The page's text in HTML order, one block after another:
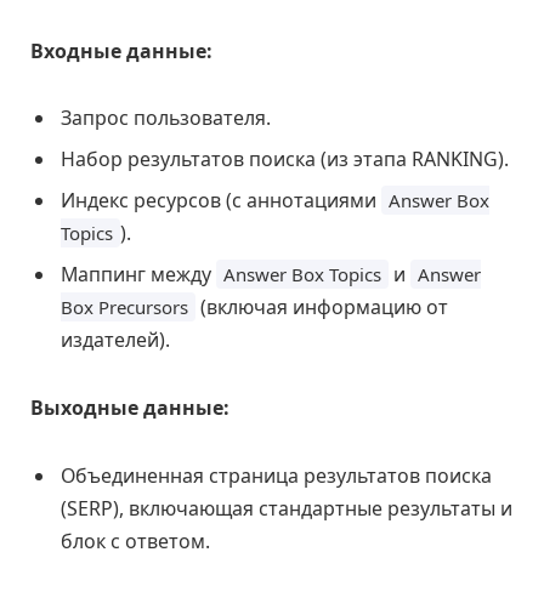
Входные данные:
Запрос пользователя.
Набор результатов поиска (из этапа RANKING).
Индекс ресурсов (с аннотациями Answer Box
Topics ).
Маппинг между Answer Box Topics и Answer
Box Precursors (включая информацию от
издателей).
Выходные данные:
Объединенная страница результатов поиска
(SERP), включающая стандартные результаты и
блок с ответом.